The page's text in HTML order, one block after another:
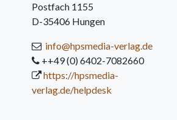
Postfach 1155
D-35406 Hungen
info@hpsmedia-verlag.de
++49 (0) 6402-7082660
https://hpsmedia-
verlag.de/helpdesk